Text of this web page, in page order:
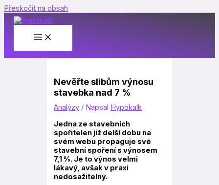
Přeskočit na obsah
Nevěřte slibům výnosu
stavebka nad 7 %
Analýzy / Napsal Hypokalk
Jedna ze stavebních
spořitelen již delší dobu na
svém webu propaguje své
stavební spoření s výnosem
7,1 %. Je to výnos velmi
lákavý, avšak v praxi
nedosažitelný.